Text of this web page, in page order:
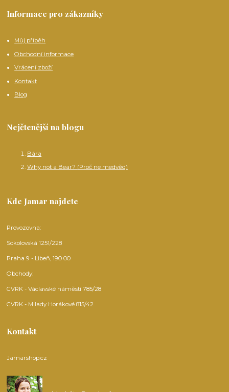
Informace pro zákazníky
Můj příběh
Obchodní informace
Vrácení zboží
Kontakt
Blog
Nejčtenější na blogu
Bára
Why not a Bear? (Proč ne medvěd)
Kde Jamar najdete
Provozovna:
Sokolovská 1251/228
Praha 9 - Libeň, 190 00
Obchody:
CVRK - Václavské náměstí 785/28
CVRK - Milady Horákové 815/42
Kontakt
Jamarshop.cz